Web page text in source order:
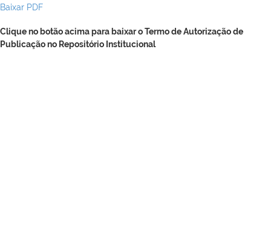
Baixar PDF
Clique no botão acima para baixar o Termo de Autorização de
Publicação no Repositório Institucional